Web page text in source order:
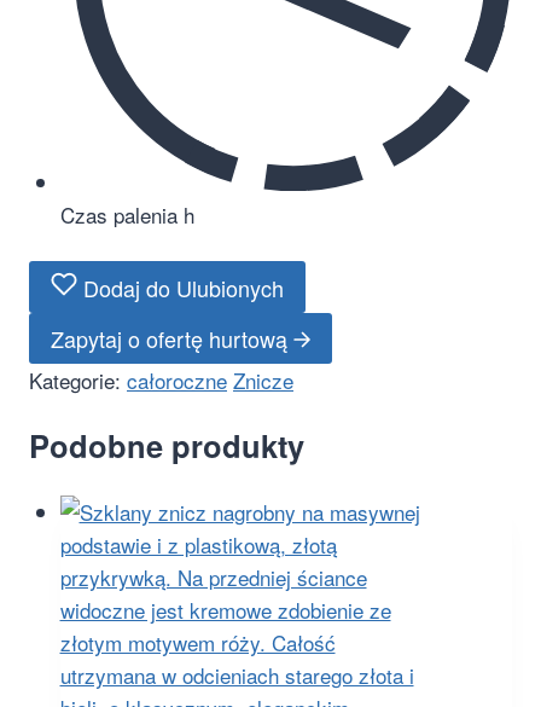
Czas paleniah
Dodaj do Ulubionych
Zapytaj o ofertę hurtową
Kategorie: całoroczne Znicze
Podobne produkty